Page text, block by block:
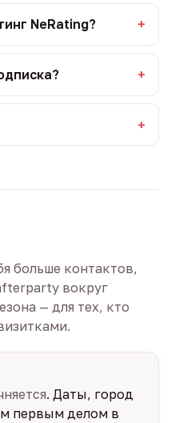
NeRating?
больше контактов,
вокруг
— для тех, кто
. Даты, город
первым делом в